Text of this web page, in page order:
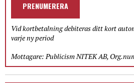
PRENUMERERA
Vid kortbetalning debiteras ditt kort
varje ny period
Mottagare: Publicism NITEK AB,